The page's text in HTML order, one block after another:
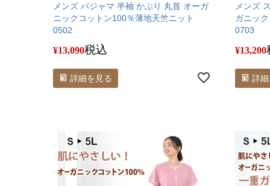
メンズ パジャマ 半袖 かぶり 丸首 オーガ
ニックコットン100％薄地天竺ニット
0502
¥13,090税込
詳細を見る
メンズ
ガニッ
0703
¥13,200
詳